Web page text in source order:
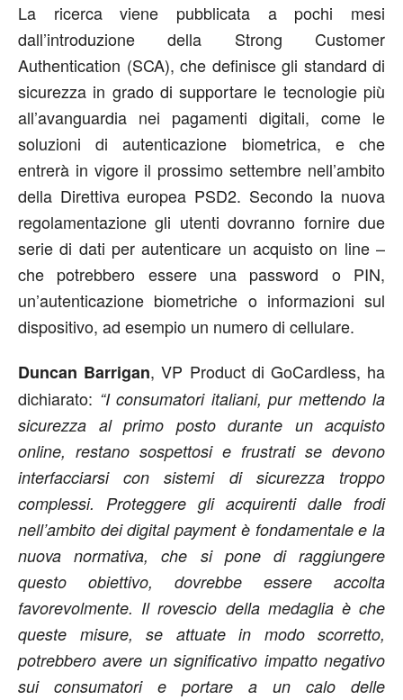
La ricerca viene pubblicata a pochi mesi
dall’introduzione della Strong Customer
Authentication (SCA), che definisce gli standard di
sicurezza in grado di supportare le tecnologie più
all’avanguardia nei pagamenti digitali, come le
soluzioni di autenticazione biometrica, e che
entrerà in vigore il prossimo settembre nell’ambito
della Direttiva europea PSD2. Secondo la nuova
regolamentazione gli utenti dovranno fornire due
serie di dati per autenticare un acquisto on line –
che potrebbero essere una password o PIN,
un’autenticazione biometriche o informazioni sul
dispositivo, ad esempio un numero di cellulare.
Duncan Barrigan, VP Product di GoCardless, ha
dichiarato: “I consumatori italiani, pur mettendo la
sicurezza al primo posto durante un acquisto
online, restano sospettosi e frustrati se devono
interfacciarsi con sistemi di sicurezza troppo
complessi. Proteggere gli acquirenti dalle frodi
nell’ambito dei digital payment è fondamentale e la
nuova normativa, che si pone di raggiungere
questo obiettivo, dovrebbe essere accolta
favorevolmente. Il rovescio della medaglia è che
queste misure, se attuate in modo scorretto,
potrebbero avere un significativo impatto negativo
sui consumatori e portare a un calo delle